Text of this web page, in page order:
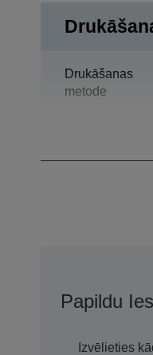
Drukāšanas
metode
Papildu
Izvēlieties